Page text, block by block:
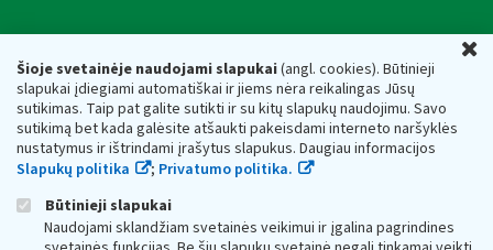
Šioje svetainėje naudojami slapukai(angl. cookies). Būtinieji
slapukai įdiegiami automatiškai ir jiems nėra reikalingas Jūsų
sutikimas. Taip pat galite sutikti ir su kitų slapukų naudojimu. Savo
sutikimą bet kada galėsite atšaukti pakeisdami interneto naršyklės
nustatymus ir ištrindami įrašytus slapukus. Daugiau informacijos
Slapukų politika
; Privatumo politika.
Būtinieji slapukai
Naudojami sklandžiam svetainės veikimui ir įgalina pagrindines
Respublikos finansų ministerijos
Biudžetinė įstaiga. Juridinio asmens kodas — 188659752,
adresas: Vasario 16-osios g. 14, 01107 Vilnius, Lietuva, el.paštas:
vmi@vmi.lt, E. pristatymo dėžutės adresas 188659752
Duomenys apie Valstybinę mokesčių inspekciją prie Lietuvos
Respublikos finansų ministerijos kaupiami ir saugomi Juridinių